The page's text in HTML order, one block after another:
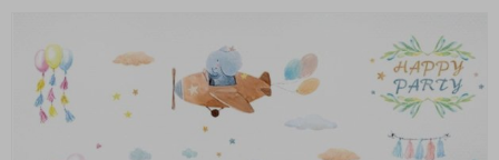
darunter leiden ✔
Zur Kasse
Ende
Bildgalerie
springen